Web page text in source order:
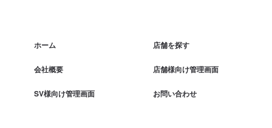
ホーム 店舗を探す
会社概要 店舗様向け管理画面
SV様向け管理画面 お問い合わせ